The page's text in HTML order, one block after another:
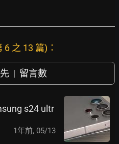
6 之 13 篇)：
| 留言數
s24 ultr
1年前, 05/13